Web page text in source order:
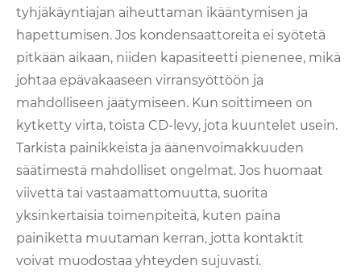
tyhjäkäyntiajan aiheuttaman ikääntymisen ja
hapettumisen. Jos kondensaattoreita ei syötetä
pitkään aikaan, niiden kapasiteetti pienenee, mikä
johtaa epävakaaseen virransyöttöön ja
mahdolliseen jäätymiseen. Kun soittimeen on
kytketty virta, toista CD-levy, jota kuuntelet usein.
Tarkista painikkeista ja äänenvoimakkuuden
säätimestä mahdolliset ongelmat. Jos huomaat
viivettä tai vastaamattomuutta, suorita
yksinkertaisia ​​toimenpiteitä, kuten paina
painiketta muutaman kerran, jotta kontaktit
voivat muodostaa yhteyden sujuvasti.